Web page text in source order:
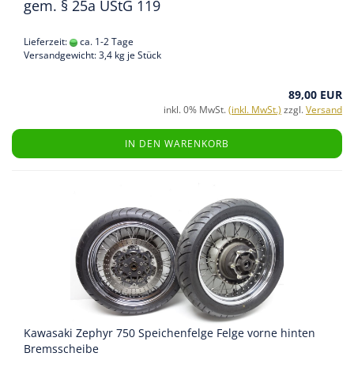
gem. § 25a UStG 119
Lieferzeit:
ca. 1-2 Tage
Versandgewicht:3,4 kg je Stück
89,00 EUR
inkl. 0% MwSt.(inkl. MwSt.) zzgl.Versand
IN DEN WARENKORB
Kawasaki Zephyr 750 Speichenfelge Felge vorne hinten
Bremsscheibe